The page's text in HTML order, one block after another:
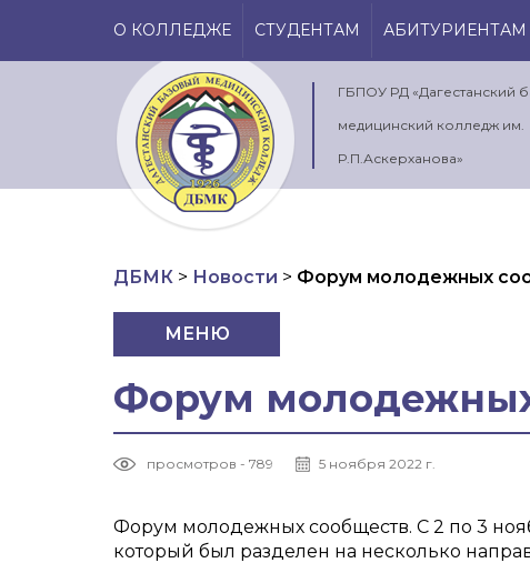
О КОЛЛЕДЖЕ СТУДЕНТАМ АБИТУРИЕНТАМ
ГБПОУ РД «Дагестанский
медицинский колледж им.
Р.П.Аскерханова»
ДБМК > Новости > Форум молодежных
МЕНЮ
Форум
просмотров - 789 5 ноября 2022 г.
Форум молодежных сообществ. С 2 по 3
который был разделен на несколько